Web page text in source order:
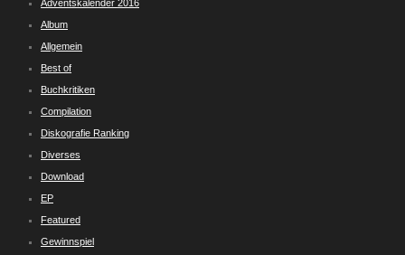
Adventskalender 2016
Album
Allgemein
Best of
Buchkritiken
Compilation
Diskografie Ranking
Diverses
Download
EP
Featured
Gewinnspiel